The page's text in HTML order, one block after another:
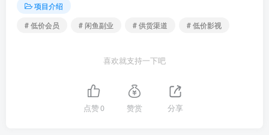
项目介绍
# 低价会员
# 闲鱼副业 # 供货渠道 # 低价影视
喜欢就支持一下吧
点赞0 赞赏 分享